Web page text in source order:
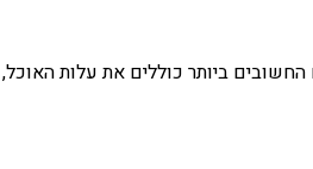
ביותר כוללים את עלות האוכל,